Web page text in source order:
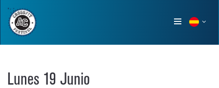
Show
Lunes 19 Junio